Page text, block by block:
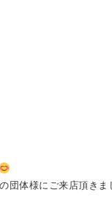
団体様にご来店頂きま